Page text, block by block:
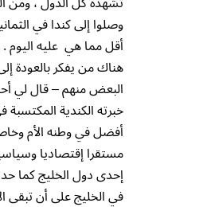
وصلوا إلى كندا في
أقل مما هي عليه اليوم .
هناك من يفكر بالعودة
البعض منهم – قال لي
خبرته الكندية
أفضل في وطنه الأم
مستقرا إقتصاديا
إحدى دول الخليج كما
في الخليج على أن تبقى